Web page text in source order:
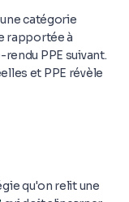
catégorie
rapportée à
PPE suivant.
et PPE révèle
qu'on relit une